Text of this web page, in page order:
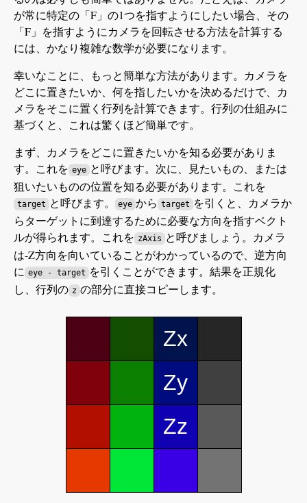
が常に特定の「F」の1つを指すようにしたい場合、その
「F」を指すようにカメラを回転させる方法を計算する
には、かなり複雑な数学が必要になります。
幸いなことに、もっと簡単な方法があります。カメラを
どこに置きたいか、何を指したいかを決めるだけで、カ
メラをそこに置く行列を計算できます。行列の仕組みに
基づくと、これは驚くほど簡単です。
まず、カメラをどこに置きたいかを知る必要がありま
す。これを eye と呼びます。次に、見たいもの、または
狙いたいものの位置を知る必要があります。これを
target と呼びます。 eye から target を引くと、カメラか
らターゲットに到達するために必要な方向を指すベクト
ルが得られます。これを zAxis と呼びましょう。カメラ
は-Z方向を向いていることがわかっているので、逆方向
に eye - target を引くことができます。結果を正規化
し、行列の z の部分に直接コピーします。
Zx
Zy
Zz